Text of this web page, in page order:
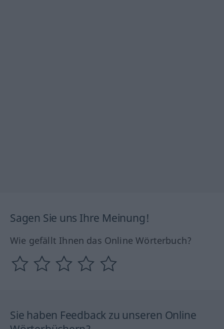
Sagen Sie uns Ihre Meinung!
Wie gefällt Ihnen das Online Wörterbuch?
Sie haben Feedback zu unseren Online